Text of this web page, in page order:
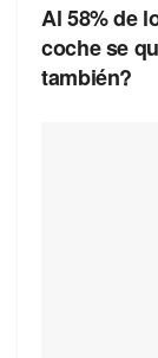
Al 58% de
coche se
también?